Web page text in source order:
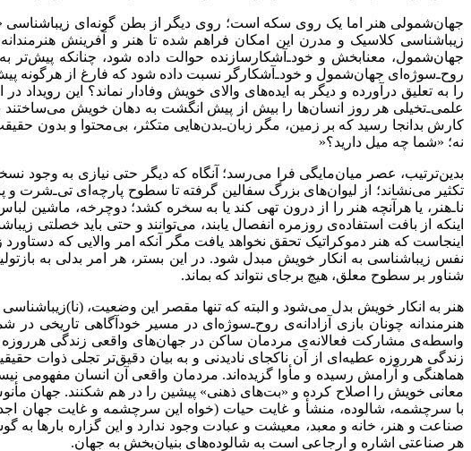
جهان‌شمولی هنر اما یک روی سکه است؛ روی دیگر از بطن گونه‌ای زیباشناسی
زیباشناسی کلاسیک و مدرن این امکان فراهم شده تا هنر و آفرینش
جهان‌شمول، معنابخش و خود‌ـ‌آشکارسازنده حوالت داده شود، چنانکه
روح‌ـ‌سوژه‌ای جهان‌شمول و خود‌ـ‌آشکارگر نسبت داده شود که فارغ از هرگونه
را به تعلیق درآورده و دیگر به ایده‌های والای خویش وفادار نماند؟ این
علمی‌ـ‌تخیلی هر روز انسان‌ها را بیش از پیش انگشت به دهان خویش
کارش بدانجا رسید که بر زمین، مگر زبان‌ـ‌بدن‌هایی متکثر، بی‌محتوا و بدون حقیقت
نه؛ «شما چه میل دارید؟»
بدین‌ترتیب، عصر میان‌مایگی فرا می‌رسد؛ آنگاه که دیگر حتی نیازی به وجود
تکثیر می‌نشاند؛ از لیوان‌های بزرگ سفالین گرفته تا سطوح پارچه‌ای تی‌ـ‌شرت
نا‌ـ‌هنر، یا هرآنچه هنر را از درون تهی کند یا به سخره کشد؛ دوچرخه، ماشین
اینکه از بافت استفاده‌ی روزمره انفصال یابند، می‌توانند و حتی باید خصلتی
اینجاست که هنر دموکراتیک تحقق نخواهد یافت مگر آنکه امر والایی که
نفس زیباشناسی به انکار خویش مبدل شود. در این بستر، هر امر بدلی به
شناور بر سطوح معلق، هیچ برجای نتواند که بماند.
هنر به انکار خویش بدل می‌شود و البته که تنها مقصر این وضعیت،
هنرمندانه چونان بازی آزادانه‌ی روح‌ـ‌سوژه‌ای در مسیر خودآگاهی تاریخی
واسطه‌ی مشارکت فعالانه‌ی مردمان ساکن در جهان‌های واقعی زندگی
زندگی هرروزه عطیه‌ای از آن ناکجای نادیدنی و به بیان دقیق‌تر تجلی ذوات
هماهنگی و آرامش رسیده و مأوا گزیده‌اند. مردمان واقعی آن انسان مفهومی
معانی خویش را اصلاح کرده و «بت‌های ذهنی» پیشین را در هم شکنند. جهان
با سرچشمه، شالوده، منشأ و غایت حیات (خواه این سرچشمه و غایت جهان
صناعت و هنر، خانه و معبد، معیشت و عبادت وجود ندارد و این گزاره بارها به
هر صناعتی اشاره و ارجاعی است به شالوده‌های بنیان‌بخش به جهان.